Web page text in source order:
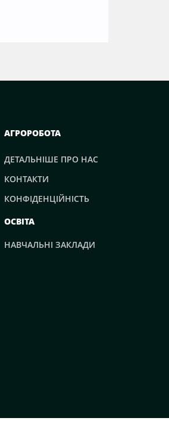
АГРОРОБОТА
ДЕТАЛЬНІШЕ ПРО НАС
КОНТАКТИ
КОНФІДЕНЦІЙНІСТЬ
ОСВІТА
НАВЧАЛЬНІ ЗАКЛАДИ